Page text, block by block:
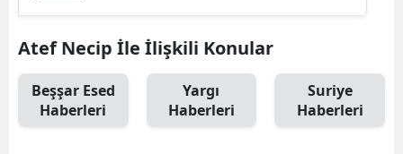
Denizli
Atef Necip İle İlişkili Konular
Beşşar Esed
Haberleri
Yargı
Haberleri
Suriye
Haberleri